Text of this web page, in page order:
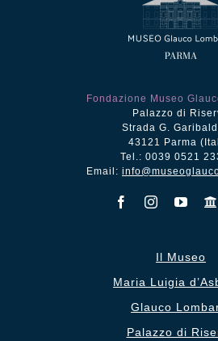
Fondazione Museo
Palazzo di
Strada G.
43121 Parma
Tel.: 0039 0521
Email:
Il Museo
Maria Luigia
Glauco
Palazzo di